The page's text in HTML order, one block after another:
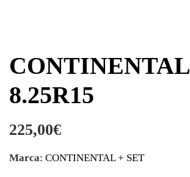
CONTINENTAL
8.25R15
225,00€
Marca: CONTINENTAL + SET